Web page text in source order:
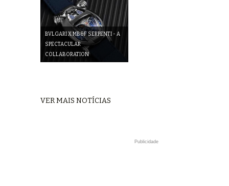
BVLGARI X MB&F SERPENTI - A
SPECTACULAR
COLLABORATION
VER MAIS NOTÍCIAS
Publicidade